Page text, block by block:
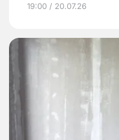
19:00 / 20.07.26